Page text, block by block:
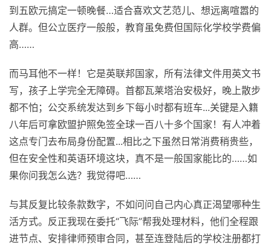
到五欧元搞定一顿晚餐…适合喜欢文艺范儿、想远离喧嚣的
人群。但公立医疗一般般，教育虽免费但国际化学校学费偏
高……
而马耳他不一样！它是英联邦国家，所有法律文件用英文书
写，孩子上学完全无障碍。首都瓦莱塔治安极好，晚上散步
都不怕；公交系统发达到乡下每小时都有班车...关键是入籍
八年后可拿欧盟护照免签全球一百八十多个国家！有人冲着
这点专门去布局身份配置...相比之下虽然日常消费稍贵些，
但在安全性和英语环境这块，真不是一般国家能比的……如
果你问我怎么选？我觉得吧……
与其反复比较条款数字，不如问问自己内心真正渴望哪种生
活方式。反正我现在委托“飞际”帮我处理材料，他们全程跟
进节点、安排律师预审合同，甚至连登陆后的学校注册都打